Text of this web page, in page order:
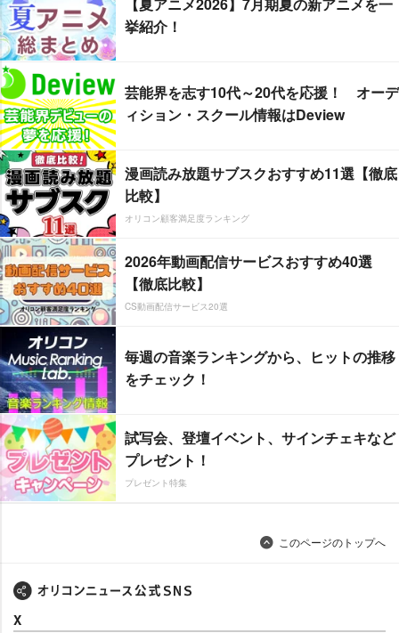
挙紹介！
芸能界を志す10代～20代を応援！ オーデ
ィション・スクール情報はDeview
漫画読み放題サブスクおすすめ11選【徹底
比較】
オリコン顧客満足度ランキング
2026年動画配信サービスおすすめ40選
【徹底比較】
CS動画配信サービス20選
毎週の音楽ランキングから、ヒットの推移
をチェック！
試写会、登壇イベント、サインチェキなど
プレゼント！
プレゼント特集
このページのトップへ
X